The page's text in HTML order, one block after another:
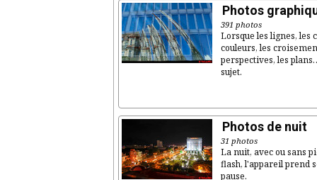
Photos
391 photos
Lorsque les lignes, les
couleurs, les
perspectives, les
sujet.
Photos de nuit
31 photos
La nuit, avec ou sans
flash, l'appareil prend
pause.